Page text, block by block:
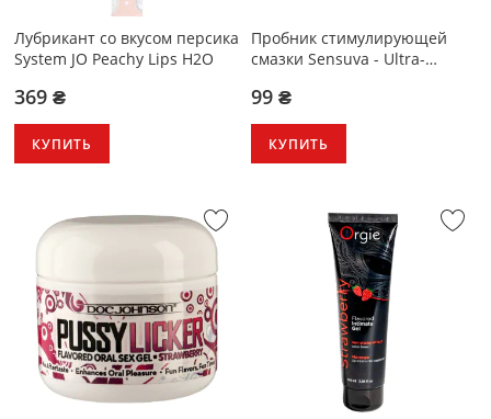
Лубрикант со вкусом персика
System JO Peachy Lips H2O
369 ₴
КУПИТЬ
Пробник стимулирующей
смазки Sensuva - Ultra-
99 ₴
КУПИТЬ